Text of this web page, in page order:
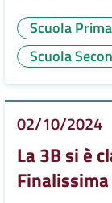
Scuola
Scuola
02/10/2024
La 3B si è